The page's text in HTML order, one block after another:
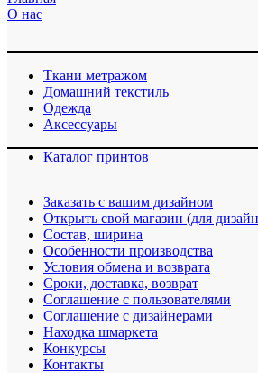
О нас
Ткани метражом
Домашний текстиль
Одежда
Аксессуары
Каталог принтов
Заказать с вашим дизайном
Открыть свой магазин (для
Cостав, ширина
Особенности производства
Условия обмена и возврата
Сроки, доставка, возврат
Соглашение с пользователями
Соглашение с дизайнерами
Находка шмаркета
Конкурсы
Контакты